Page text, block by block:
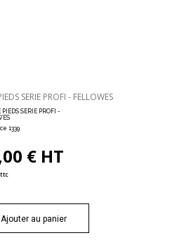
PIEDS SERIE PROFI -
1339
€ HT
ttc
Ajouter au panier